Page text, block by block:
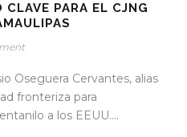
PARA EL CJNG
Oseguera Cervantes, alias
fronteriza para
a los EEUU....